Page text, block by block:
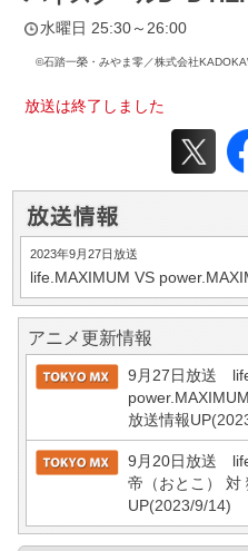
水曜日 25:30～26:00
©石踏一榮・みやま零／株式会社
放送は終了しました
2023年9月27日放送
life.MAXIMUM VS
アニメ更新情報
9月27日放送
放送情報UP
9月20日放送
帝（おとこ） 対
UP(2023/9/14)